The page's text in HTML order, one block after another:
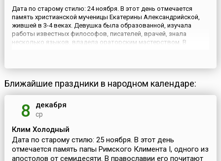
Дата по старому стилю: 24 ноября. В этот день отмечается
память христианской мученицы Екатерины Александрийской,
жившей в 3-4 веках. Девушка была образованной, изучала
работы известных философов, писателей, врачей, знала
несколько языков, владела ораторским мастерством. В
вручил кольцо....
Ближайшие праздники в народном календаре:
8 декабря
ср
Клим Холодный
Дата по старому стилю: 25 ноября. В этот день
отмечается память папы Римского Климента I, одного из
апостолов от семидесяти. В православии его почитают